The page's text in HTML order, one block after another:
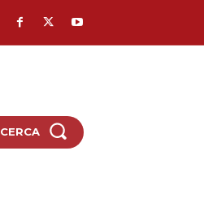
CERCA